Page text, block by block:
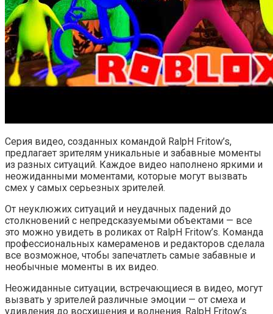
Серия видео, созданных командой RalpH Fritow’s,
предлагает зрителям уникальные и забавные моменты
из разных ситуаций. Каждое видео наполнено яркими и
неожиданными моментами, которые могут вызвать
смех у самых серьезных зрителей.
От неуклюжих ситуаций и неудачных падений до
столкновений с непредсказуемыми объектами — все
это можно увидеть в роликах от RalpH Fritow’s. Команда
профессиональных камераменов и редакторов сделала
все возможное, чтобы запечатлеть самые забавные и
необычные моменты в их видео.
Неожиданные ситуации, встречающиеся в видео, могут
вызвать у зрителей различные эмоции — от смеха и
удивления до восхищения и волнения. RalpH Fritow’s